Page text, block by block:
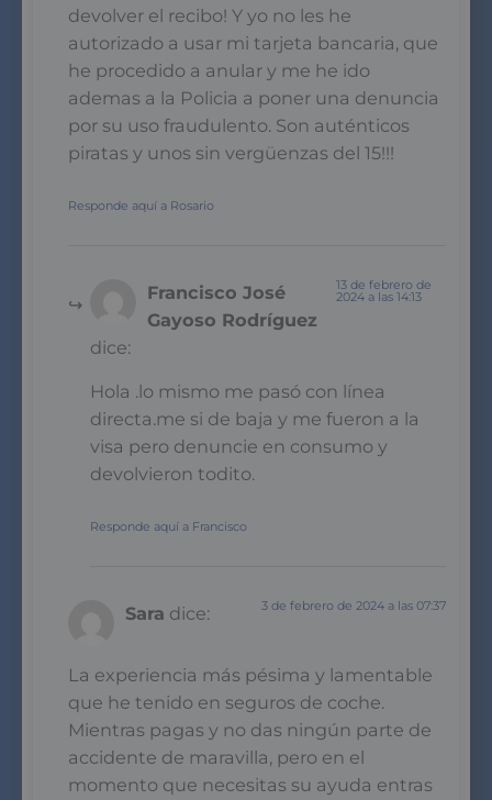
devolver el recibo! Y yo no les he
autorizado a usar mi tarjeta bancaria, que
he procedido a anular y me he ido
ademas a la Policia a poner una denuncia
por su uso fraudulento. Son auténticos
piratas y unos sin vergüenzas del 15!!!
Responde aquí a Rosario
Francisco José
Gayoso Rodríguez
dice:
13 de febrero de
2024 a las 14:13
Hola .lo mismo me pasó con línea
directa.me si de baja y me fueron a la
visa pero denuncie en consumo y
devolvieron todito.
Responde aquí a Francisco
Sara dice: 3 de febrero de 2024 a las 07:37
La experiencia más pésima y lamentable
que he tenido en seguros de coche.
Mientras pagas y no das ningún parte de
accidente de maravilla, pero en el
momento que necesitas su ayuda entras